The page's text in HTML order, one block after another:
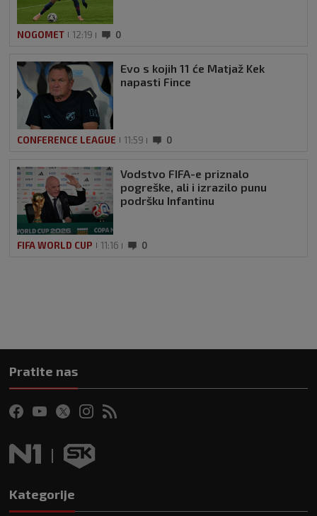
NOGOMET 12:19 0
Evo s kojih 11 će Matjaž Kek
napasti Fince
CONFERENCE LEAGUE 11:59 0
Vodstvo FIFA-e priznalo
pogreške, ali i izrazilo punu
podršku Infantinu
FIFA WORLD CUP 11:16 0
Pratite nas
Kategorije